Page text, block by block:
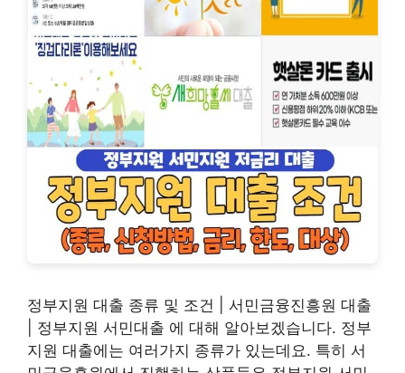
정부지원 대출 종류 및 조건 | 서민금융진흥원 대출
| 정부지원 서민대출 에 대해 알아보겠습니다. 정부
지원 대출에는 여러가지 종류가 있는데요. 특히 서